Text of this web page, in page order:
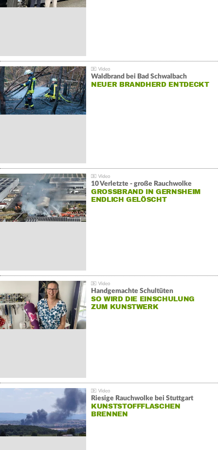
Waldbrand bei Bad Schwalbach
NEUER BRANDHERD ENTDECKT
10 Verletzte - große Rauchwolke
GROSSBRAND IN GERNSHEIM E
NDLICH GELÖSCHT
Handgemachte Schultüten
SO WIRD DIE EINSCHULUNG
ZUM KUNSTWERK
Riesige Rauchwolke bei Stuttgart
KUNSTSTOFFFLASCHEN
BRENNEN